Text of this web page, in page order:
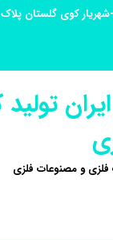
تولید
فلزی و مصنوعات فلزی